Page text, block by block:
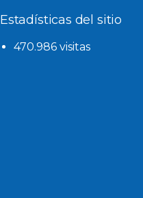
Estadísticas del sitio
470.986 visitas